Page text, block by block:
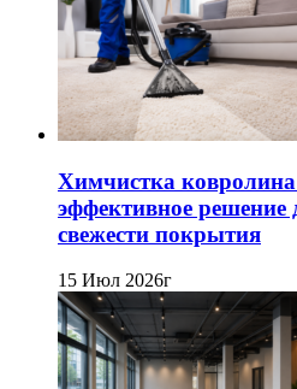
Химчистка
эффективное решение
свежести покрытия
15 Июл 2026г